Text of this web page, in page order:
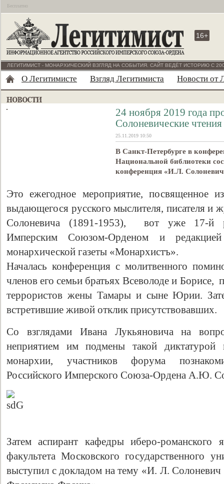
Бесплатно
16+
ЛЕГИТИМИСТ - МОНАРХИЧЕСКИЙ ВЗГЛЯД НА СОБЫТИЯ. САЙТ ВЕДЁТ ИСТОРИЮ С
О Легитимисте Взгляд Легитимиста Новости от
24 ноября 2019 года
Солоневические чтения
25.11.2019 10:50
В Санкт-Петербурге в
Национальной библиотеки
конференция «И.Л.
Это ежегодное мероприятие, посвященное
выдающегося русского мыслителя, писателя и
Солоневича (1891-1953), вот уже 17-й
Имперским Союзом-Орденом и редакцией
монархической газеты «Монархистъ».
Началась конференция с молитвенного
членов его семьи братьях Всеволоде и
террористов жены Тамары и сыне Юрии.
встретившие живой отклик присутствовавших.
Со взглядами Ивана Лукьяновича на
неприятием им подмены такой диктатурой
монархии, участников форума
Российского Имперского Союза-Ордена А.Ю.
Затем аспирант кафедры иберо-романского
факультета Московского государственного
выступил с докладом на тему «И. Л.